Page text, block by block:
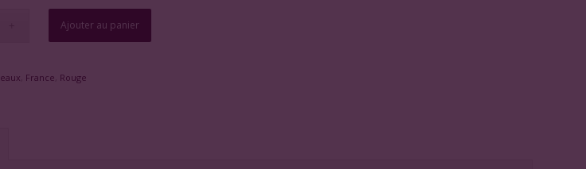
Ajouter au panier
France Rouge